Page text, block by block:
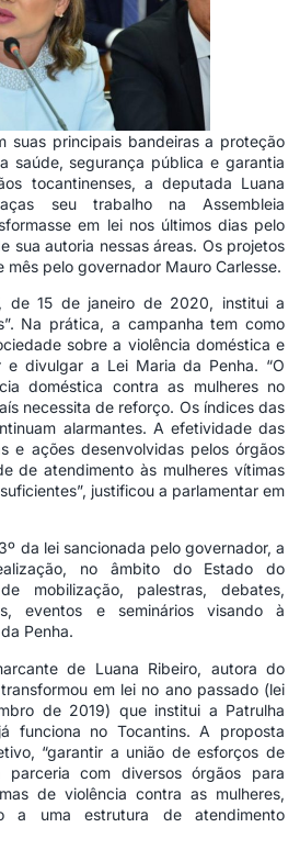
suas principais bandeiras a proteção
saúde, segurança pública e garantia
tocantinenses, a deputada Luana
seu trabalho na Assembleia
em lei nos últimos dias pelo
sua autoria nessas áreas. Os projetos
mês pelo governador Mauro Carlesse.
de 15 de janeiro de 2020, institui a
Na prática, a campanha tem como
sobre a violência doméstica e
e divulgar a Lei Maria da Penha. “O
doméstica contra as mulheres no
necessita de reforço. Os índices das
alarmantes. A efetividade das
e ações desenvolvidas pelos órgãos
de atendimento às mulheres vítimas
justificou a parlamentar em
da lei sancionada pelo governador, a
no âmbito do Estado do
mobilização, palestras, debates,
eventos e seminários visando à
Penha.
de Luana Ribeiro, autora do
em lei no ano passado (lei
de 2019) que institui a Patrulha
funciona no Tocantins. A proposta
“garantir a união de esforços de
com diversos órgãos para
de violência contra as mulheres,
a uma estrutura de atendimento